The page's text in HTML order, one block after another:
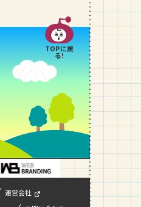
TOPに戻
る!
運営会社